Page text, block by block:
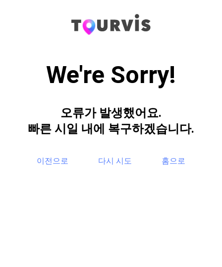
We're Sorry!
오류가 발생했어요.
빠른 시일 내에 복구하겠습니다.
이전으로 다시 시도 홈으로